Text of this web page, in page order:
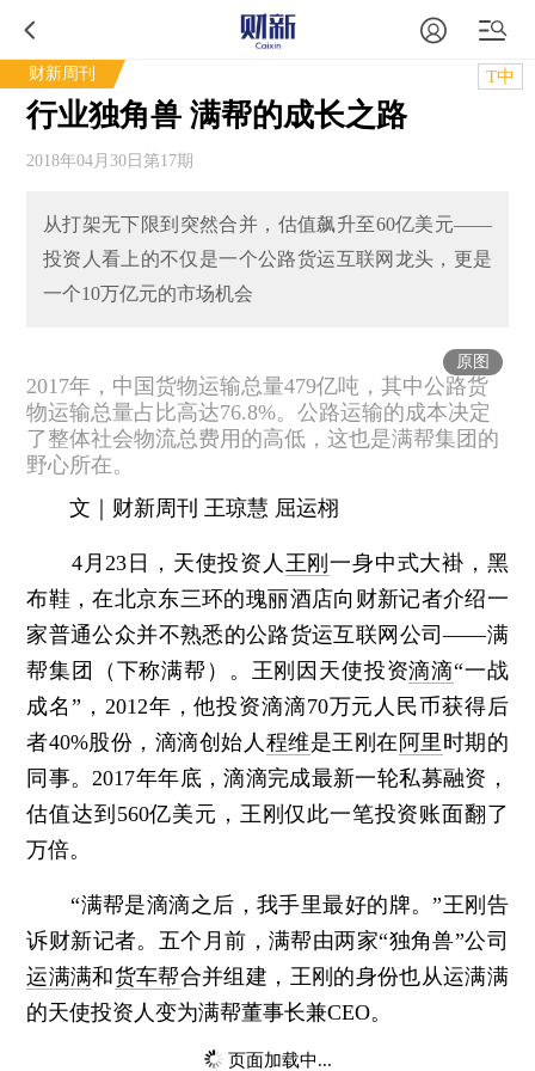
财新周刊 T中
行业独角兽 满帮的成长之路
2018年04月30日第17期
从打架无下限到突然合并，估值飙升至60亿美元——
投资人看上的不仅是一个公路货运互联网龙头，更是
一个10万亿元的市场机会
原图
2017年，中国货物运输总量479亿吨，其中公路货
物运输总量占比高达76.8%。公路运输的成本决定
了整体社会物流总费用的高低，这也是满帮集团的
野心所在。
文｜财新周刊 王琼慧 屈运栩
4月23日，天使投资人 王刚一身中式大褂，黑
布鞋，在北京东三环的瑰丽酒店向财新记者介绍一
家普通公众并不熟悉的公路货运互联网公司——满
帮集团（下称满帮）。王刚因天使投资滴滴“一战
成名”，2012年，他投资滴滴70万元人民币获得后
者40%股份，滴滴创始人 程维是王刚在阿里 时期的
同事。2017年年底，滴滴完成最新一轮私募融资，
估值达到560亿美元，王刚仅此一笔投资账面翻了
万倍。
“满帮是滴滴之后，我手里最好的牌。”王刚告
诉财新记者。五个月前，满帮由两家“独角兽”公司
运满满和货车帮合并组建，王刚的身份也从运满满
的天使投资人变为满帮董事长兼CEO。
页面加载中...